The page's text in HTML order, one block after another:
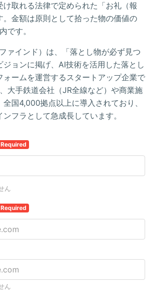
け取れる法律で定められた「お礼（報
。金額は原則として拾った物の価値の
です。
ァインド）は、「落とし物が必ず見つ
ジョンに掲げ、AI技術を活用した落とし
ォームを運営するスタートアップ企業で
大手鉄道会社（JR全線など）や商業施
国4,000拠点以上に導入されており、
フラとして急成長しています。
Required
ん
Required
ん